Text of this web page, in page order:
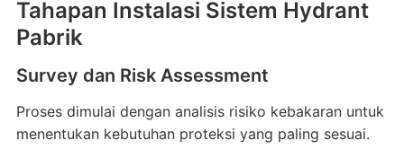
Tahapan Instalasi Sistem Hydrant
Pabrik
Survey dan Risk Assessment
Proses dimulai dengan analisis risiko kebakaran untuk
menentukan kebutuhan proteksi yang paling sesuai.